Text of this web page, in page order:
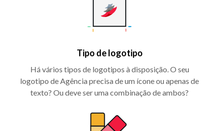
Tipo de logotipo
Há vários tipos de logotipos à disposição. O seu
logotipo de Agência precisa de um ícone ou apenas de
texto? Ou deve ser uma combinação de ambos?